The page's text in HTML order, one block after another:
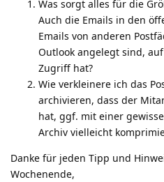
Was sorgt alles für die
Auch die Emails in den
Emails von anderen
Outlook angelegt sind,
Zugriff hat?
Wie verkleinere ich das
archivieren, dass der
hat, ggf. mit einer
Archiv vielleicht
Danke für jeden Tipp und
Wochenende,